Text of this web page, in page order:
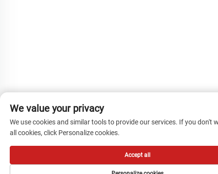
We value your privacy
We use cookies and similar tools to provide our services. If you don't
all cookies, click Personalize cookies.
Accept all